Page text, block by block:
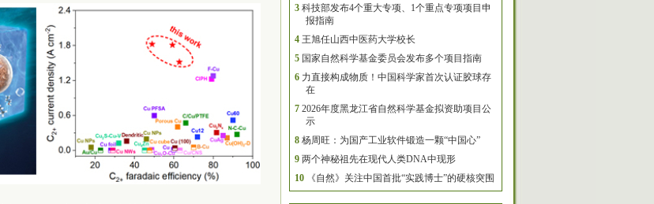
3 科技部发布4个重大专项、1个重点专项项目申
报指南
4 王旭任山西中医药大学校长
5 国家自然科学基金委员会发布多个项目指南
6 力直接构成物质！中国科学家首次认证胶球存
在
7 2026年度黑龙江省自然科学基金拟资助项目公
示
8 杨周旺：为国产工业软件锻造一颗“中国心”
9 两个神秘祖先在现代人类DNA中现形
10
《自然》关注中国首批“实践博士”的硬核突围